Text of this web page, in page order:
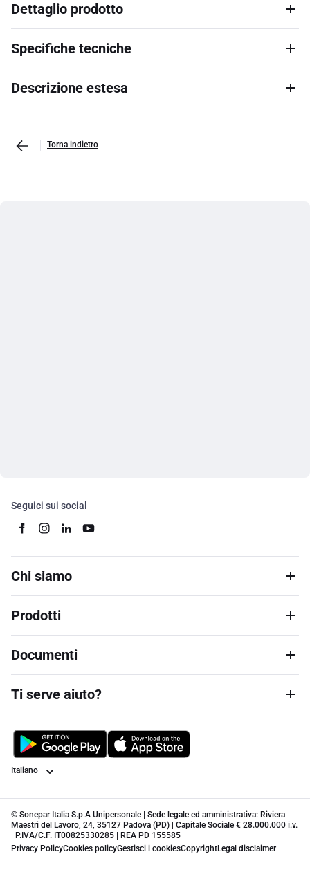
Dettaglio prodotto
Specifiche tecniche
Descrizione estesa
Torna indietro
Seguici sui social
Chi siamo
Prodotti
Documenti
Ti serve aiuto?
Lingua
© Sonepar Italia S.p.A Unipersonale | Sede legale ed amministrativa: Riviera
Maestri del Lavoro, 24, 35127 Padova (PD) | Capitale Sociale € 28.000.000 i.v.
| P.IVA/C.F. IT00825330285 | REA PD 155585
Privacy PolicyCookies policyGestisci i cookiesCopyrightLegal disclaimer